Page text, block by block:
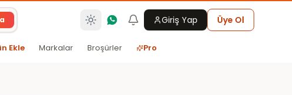
Giriş Yap Üye Ol
Ekle Markalar Broşürler Pro